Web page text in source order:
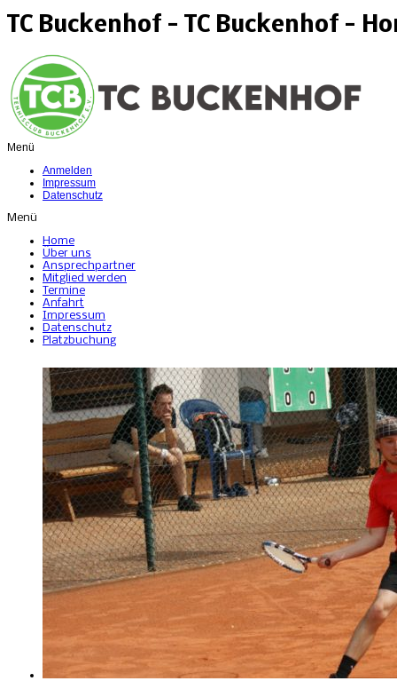
TC Buckenhof - TC Buckenhof -
Menü
Anmelden
Impressum
Datenschutz
Menü
Home
Über uns
Ansprechpartner
Mitglied werden
Termine
Anfahrt
Impressum
Datenschutz
Platzbuchung